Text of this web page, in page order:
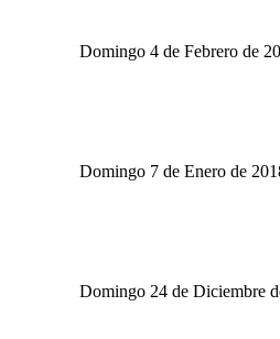
Domingo 4 de Febrero de
Domingo 7 de Enero de
Domingo 24 de Diciembre